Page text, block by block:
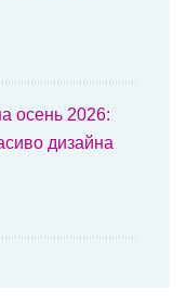
осень 2026:
дизайна